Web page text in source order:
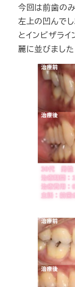
今回は前歯の
左上の凹んで
とインビザラ
麗に並びました